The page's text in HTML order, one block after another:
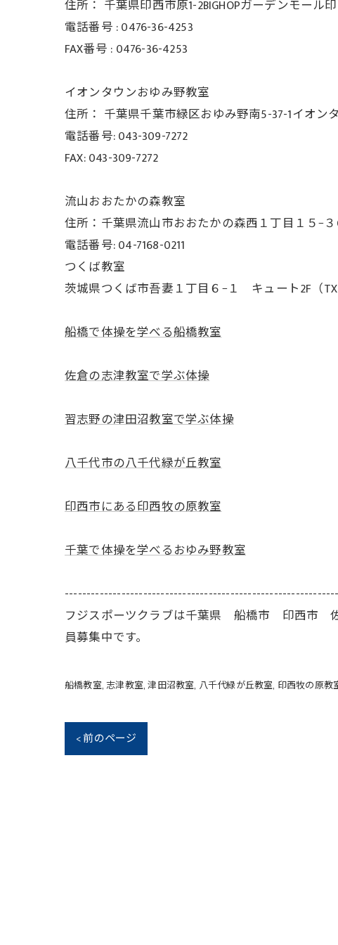
住所： 千葉県印西市原1-2BIGHOPガーデンモール
電話番号 :0476-36-4253
FAX番号 : 0476-36-4253
イオンタウンおゆみ野教室
住所： 千葉県千葉市緑区おゆみ野南5-37-1イオン
電話番号: 043-309-7272
FAX: 043-309-7272
流山おおたかの森教室
住所：千葉県流山市おおたかの森西１丁目１５−３
電話番号: 04-7168-0211
つくば教室
茨城県つくば市吾妻１丁目６−１ キュート2F（TX
船橋で体操を学べる船橋教室
佐倉の志津教室で学ぶ体操
習志野の津田沼教室で学ぶ体操
八千代市の八千代緑が丘教室
印西市にある印西牧の原教室
千葉で体操を学べるおゆみ野教室
フジスポーツクラブは千葉県 船橋市 印西市
員募集中です。
船橋教室 志津教室 津田沼教室 八千代緑が丘教室 印西牧の原教
< 前のページ